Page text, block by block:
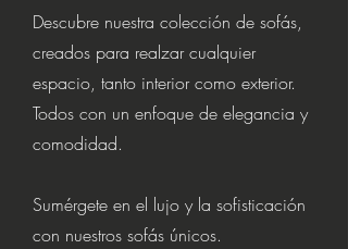
Descubre nuestra colección de sofás,
creados para realzar cualquier
espacio, tanto interior como exterior.
Todos con un enfoque de elegancia y
comodidad.
Sumérgete en el lujo y la sofisticación
con nuestros sofás únicos.